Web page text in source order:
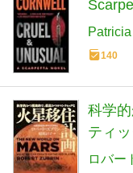
Patricia
140
科学
ティ
ロバー